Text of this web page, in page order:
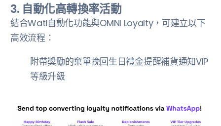
3. 自動化高轉換率活動
‍結合Wati自動化功能與OMNI Loyalty，可建立以下
高效流程：
附帶獎勵的棄單挽回生日禮金提醒補貨通知VIP
等級升級